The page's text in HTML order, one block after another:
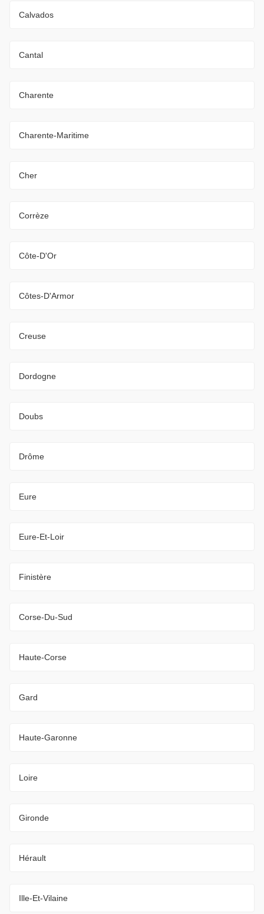
Calvados
Cantal
Charente
Charente-Maritime
Cher
Corrèze
Côte-D'Or
Côtes-D'Armor
Creuse
Dordogne
Doubs
Drôme
Eure
Eure-Et-Loir
Finistère
Corse-Du-Sud
Haute-Corse
Gard
Haute-Garonne
Loire
Gironde
Hérault
Ille-Et-Vilaine